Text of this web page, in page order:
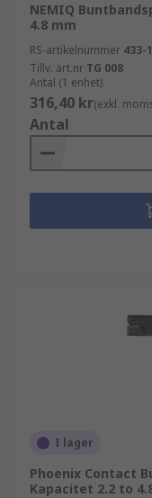
NEMIQ
4.8 mm
RS-artikelnummer 433-
Tillv. art.nr TG 008
Antal (1 enhet)
316,40 kr(exkl.
Antal
I lager
Phoenix Contact
Kapacitet 2.2 to